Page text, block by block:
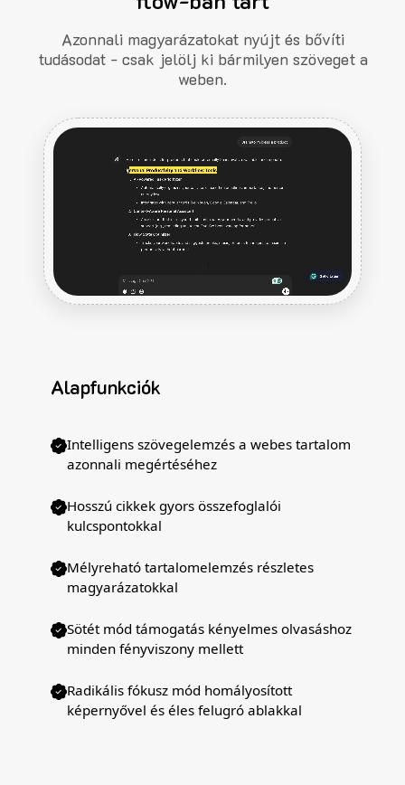
Azonnali magyarázatokat nyújt és bővíti
tudásodat - csak jelölj ki bármilyen szöveget a
weben.
Alapfunkciók
Intelligens szövegelemzés a webes tartalom
azonnali megértéséhez
Hosszú cikkek gyors összefoglalói
kulcspontokkal
Mélyreható tartalomelemzés részletes
magyarázatokkal
Sötét mód támogatás kényelmes olvasáshoz
minden fényviszony mellett
Radikális fókusz mód homályosított
képernyővel és éles felugró ablakkal